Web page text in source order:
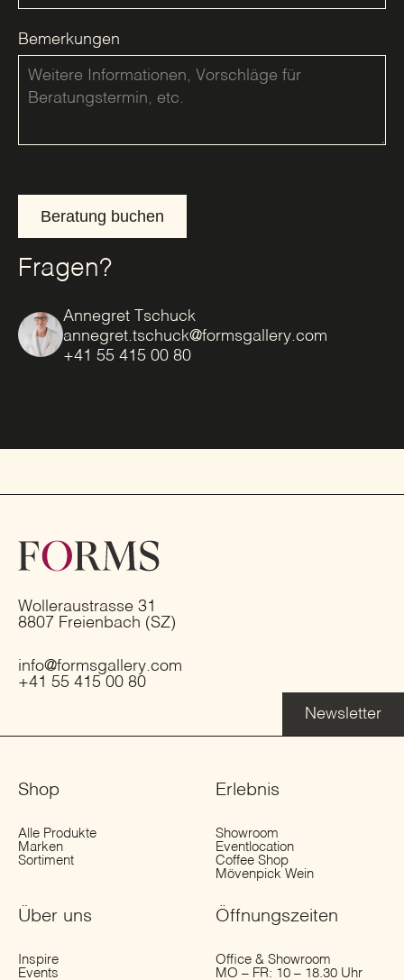
Bemerkungen
Beratung buchen
Fragen?
Annegret Tschuck
annegret.tschuck@formsgallery.com
+41 55 415 00 80
Wolleraustrasse 31
8807 Freienbach (SZ)
info@formsgallery.com
+41 55 415 00 80
Newsletter
Shop
Alle Produkte
Marken
Sortiment
Erlebnis
Showroom
Eventlocation
Coffee Shop
Mövenpick Wein
Über uns
Inspire
Events
Öffnungs­zeiten
Office & Showroom
MO – FR: 10 – 18.30 Uhr